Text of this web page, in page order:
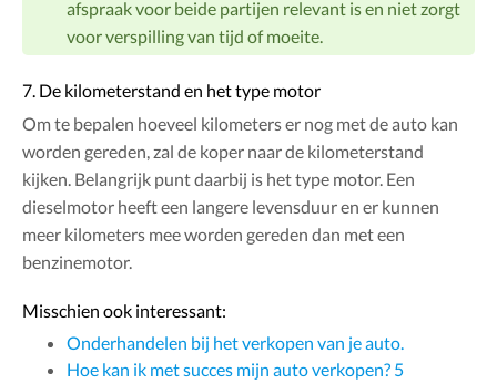
afspraak voor beide partijen relevant is en niet zorgt
voor verspilling van tijd of moeite.
7. De kilometerstand en het type motor
Om te bepalen hoeveel kilometers er nog met de auto kan
worden gereden, zal de koper naar de kilometerstand
kijken. Belangrijk punt daarbij is het type motor. Een
dieselmotor heeft een langere levensduur en er kunnen
meer kilometers mee worden gereden dan met een
benzinemotor.
Misschien ook interessant:
Onderhandelen bij het verkopen van je auto.
Hoe kan ik met succes mijn auto verkopen? 5